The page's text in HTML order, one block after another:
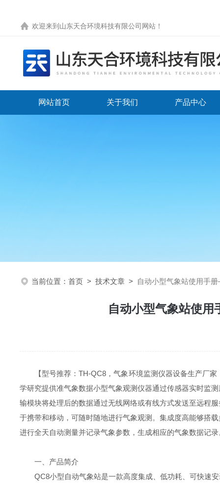
欢迎来到 山东天合环境科技有限公司网站 ！
网站首页 关于我们 产品中心
当前位置： 首页 > 技术文章 > 自动小型气象站使用手
自动小型气象站使
【型号推荐：TH-QC8，气象环境监测仪器设备生产厂
学研究提供准气象数据小型气象观测仪器通过传感器实时监
输模块将处理后的数据通过无线网络或有线方式发送至远程
于携带和移动，可随时随地进行气象观测。集成度高能够搭
进行全天自动测量并记录气象参数，生成相应的气象数据记录
一、产品简介
QC8小型自动气象站是一款高度集成、低功耗、可快速